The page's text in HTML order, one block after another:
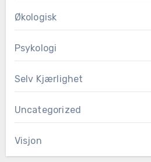
Økologisk
Psykologi
Selv Kjærlighet
Uncategorized
Visjon